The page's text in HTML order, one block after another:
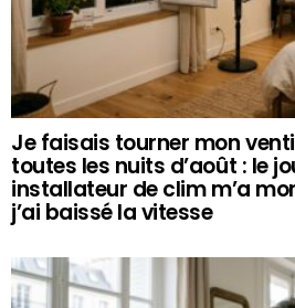
Je faisais tourner mon
toutes les nuits d’août : le
installateur de clim m’a
j’ai baissé la vitesse